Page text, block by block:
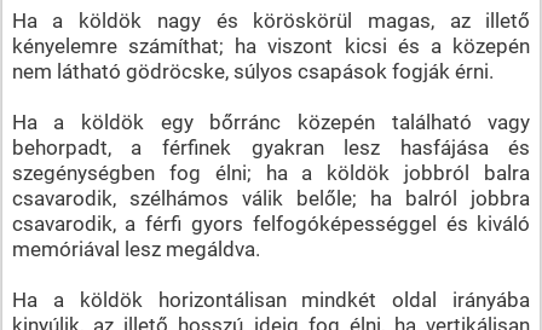
Ha a köldök nagy és köröskörül magas, az illető
kényelemre számíthat; ha viszont kicsi és a közepén
nem látható gödröcske, súlyos csapások fogják érni.
Ha a köldök egy bőrránc közepén található vagy
behorpadt, a férfinek gyakran lesz hasfájása és
szegénységben fog élni; ha a köldök jobbról balra
csavarodik, szélhámos válik belőle; ha balról jobbra
csavarodik, a férfi gyors felfogóképességgel és kiváló
memóriával lesz megáldva.
Ha a köldök horizontálisan mindkét oldal irányába
kinyúlik, az illető hosszú ideig fog élni, ha vertikálisan